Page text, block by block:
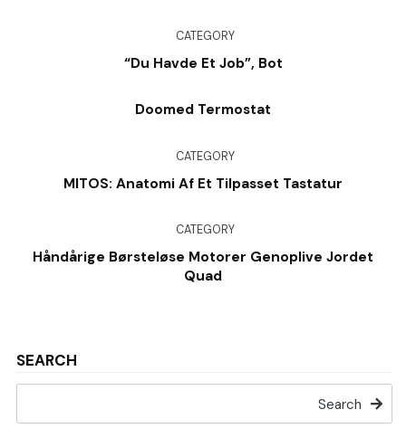
SEARCH
Search
CATEGORY
“Du Havde Et Job”, Bot
Doomed Termostat
CATEGORY
MITOS: Anatomi Af Et Tilpasset Tastatur
CATEGORY
Håndårige Børsteløse Motorer Genoplive Jordet
Quad